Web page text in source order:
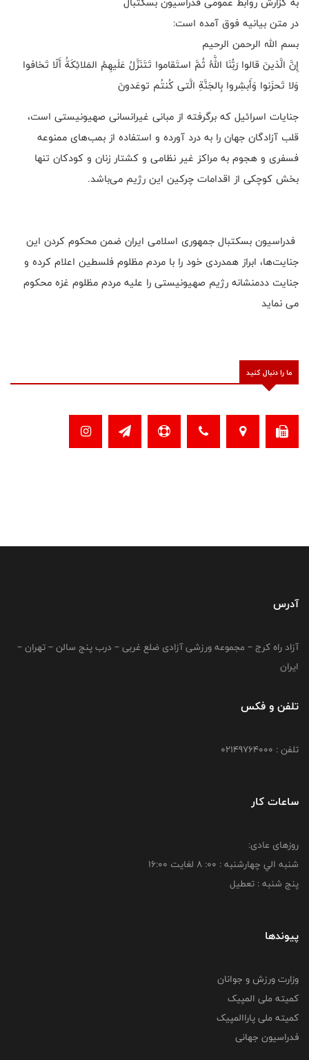
در متن بیانیه فوق آمده است:
بسم الله الرحمن الرحیم
إِنَّ الَّذینَ قالوا رَبُّنَا اللَّهُ ثُمَّ استَقاموا تَتَنَزَّلُ عَلَیهِمُ المَلائِکَةُ أَلّا تَخافوا
وَلا تَحزَنوا وَأَبشِروا بِالجَنَّةِ الَّتی کُنتُم توعَدونَ
جنایات اسرائیل که برگرفته از مبانی غیرانسانی صهیونیستی است،
قلب آزادگان جهان را به درد آورده و استفاده از بمب‌های ممنوعه
فسفری و هجوم به مراکز غیر نظامی و کشتار زنان و کودکان تنها
بخش کوچکی از اقدامات چرکین این رژیم می‌باشد.
فدراسیون بسکتبال جمهوری اسلامی ایران ضمن محکوم کردن این
جنایت‌ها، ابراز همدردی خود را با مردم مظلوم فلسطین اعلام کرده و
جنایت ددمنشانه رژیم صهیونیستی را علیه مردم مظلوم غزه محکوم
می نماید
ما را دنبال کنید
آدرس
آزاد راه کرج – مجموعه ورزشی آزادی ضلع غربی – درب پنج سالن – تهران –
ایران
تلفن و فکس
تلفن : 02149764000
ساعات کار
روزهای عادی:
شنبه الي چهارشنبه : 00: 8 لغايت 16:00
پنج شنبه : تعطیل
پیوندها
وزارت ورزش و جوانان
کمیته ملی المپیک
کمیته ملی پاراالمپیک
فدراسیون جهانی